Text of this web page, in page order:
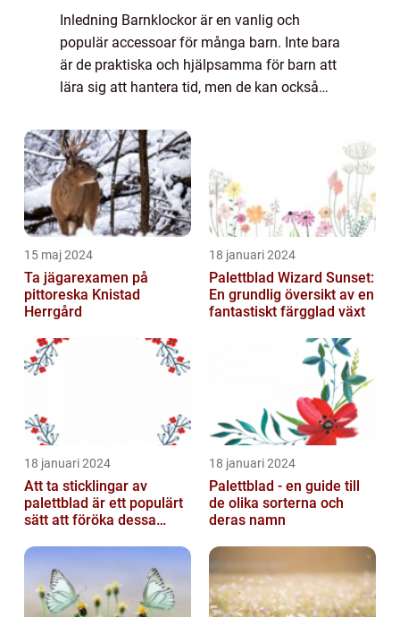
Inledning Barnklockor är en vanlig och
populär accessoar för många barn. Inte bara
är de praktiska och hjälpsamma för barn att
lära sig att hantera tid, men de kan också
en eftertraktad accessoar hos ung...
15 maj 2024
Ta jägarexamen på
pittoreska Knistad
Herrgård
18 januari 2024
Palettblad Wizard Sunset:
En grundlig översikt av en
fantastiskt färgglad växt
18 januari 2024
Att ta sticklingar av
palettblad är ett populärt
sätt att föröka dessa
relativt...
18 januari 2024
Palettblad - en guide till
de olika sorterna och
deras namn